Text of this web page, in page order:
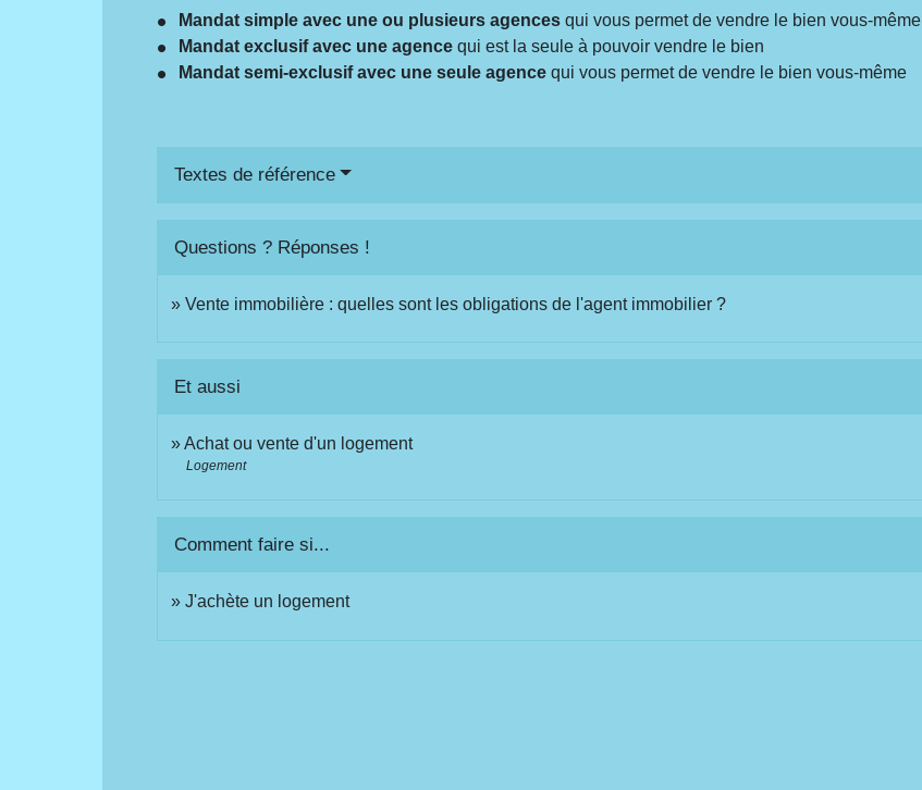
Mandat simple avec une ou plusieurs agences qui vous permet de vendre le bien vous-même
Mandat exclusif avec une agence qui est la seule à pouvoir vendre le bien
Mandat semi-exclusif avec une seule agence qui vous permet de vendre le bien vous-même
Textes de référence
Questions ? Réponses !
Vente immobilière : quelles sont les obligations de l'agent immobilier ?
Et aussi
Achat ou vente d'un logement
Logement
Comment faire si...
J'achète un logement